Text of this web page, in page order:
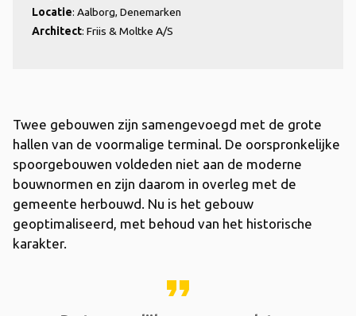
Locatie: Aalborg, Denemarken
Architect: Friis & Moltke A/S
Twee gebouwen zijn samengevoegd met de grote
hallen van de voormalige terminal. De oorspronkelijke
spoorgebouwen voldeden niet aan de moderne
bouwnormen en zijn daarom in overleg met de
gemeente herbouwd. Nu is het gebouw
geoptimaliseerd, met behoud van het historische
karakter.
format_quote